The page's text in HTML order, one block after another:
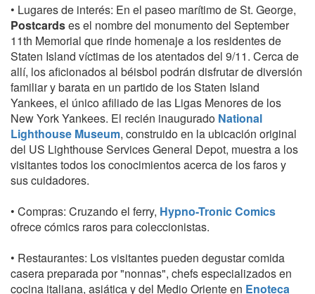
• Lugares de interés: En el paseo marítimo de St. George,
Postcardses el nombre del monumento del September
11th Memorial que rinde homenaje a los residentes de
Staten Island víctimas de los atentados del 9/11. Cerca de
allí, los aficionados al béisbol podrán disfrutar de diversión
familiar y barata en un partido de los Staten Island
Yankees, el único afiliado de las Ligas Menores de los
New York Yankees. El recién inaugurado National
Lighthouse Museum, construido en la ubicación original
del US Lighthouse Services General Depot, muestra a los
visitantes todos los conocimientos acerca de los faros y
sus cuidadores.
• Compras: Cruzando el ferry, Hypno-Tronic Comics
ofrece cómics raros para coleccionistas.
• Restaurantes: Los visitantes pueden degustar comida
casera preparada por "nonnas", chefs especializados en
cocina italiana, asiática y del Medio Oriente en Enoteca